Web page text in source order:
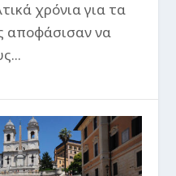
χρόνια για τα
αποφάσισαν να